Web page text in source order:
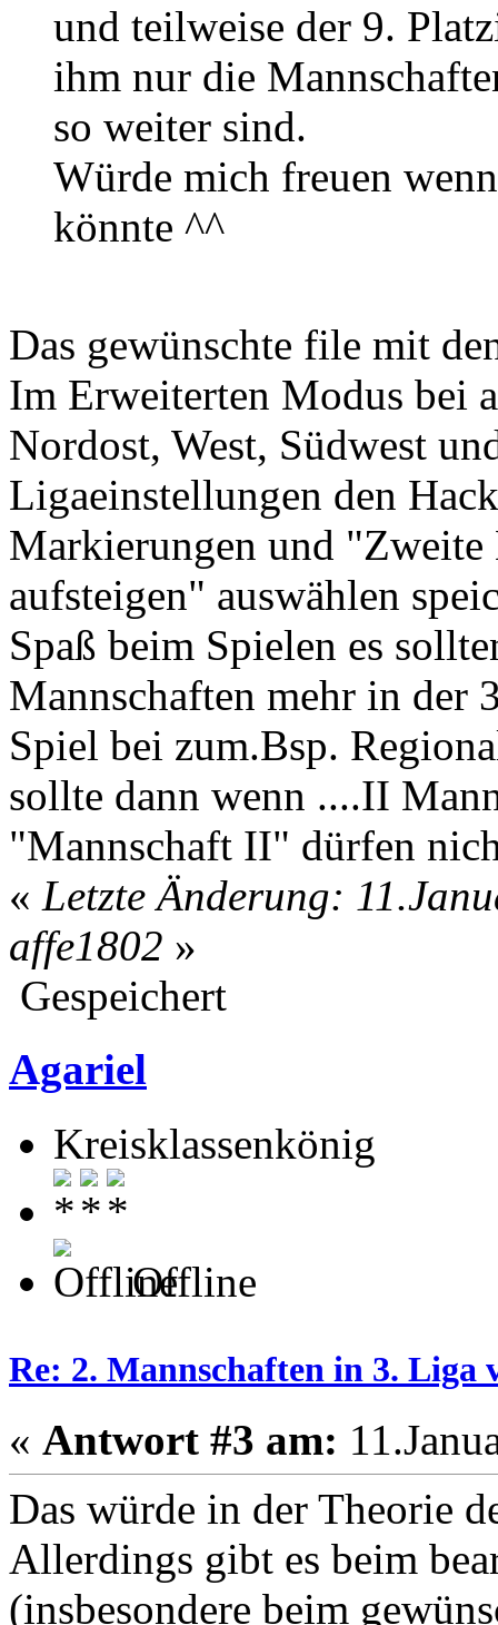
und teilweise der 9.
ihm nur die
so weiter sind.
Würde mich freuen
könnte ^^
Das gewünschte file mit
Im Erweiterten Modus bei
Nordost, West, Südwest
Ligaeinstellungen den
Markierungen und
aufsteigen" auswählen
Spaß beim Spielen es
Mannschaften mehr in
Spiel bei zum.Bsp.
sollte dann wenn ....II
"Mannschaft II" dürfen
« Letzte Änderung:
affe1802 »
Gespeichert
Agariel
Kreisklassenkönig
Offline
Re: 2. Mannschaften in 3. Liga
« Antwort #3 am:
Das würde in der Theorie
Allerdings gibt es beim
(insbesondere beim